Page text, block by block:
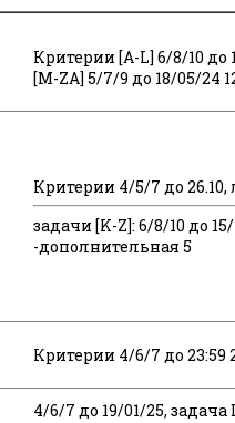
Критерии [A-L] 6/8/10 до
[M-ZA] 5/7/9 до 18/05/24
Критерии 4/5/7 до
задачи [K-Z]: 6/8/10 до
-дополнительная 5
Критерии 4/6/7 до 23:59
4/6/7 до 19/01/25, задача